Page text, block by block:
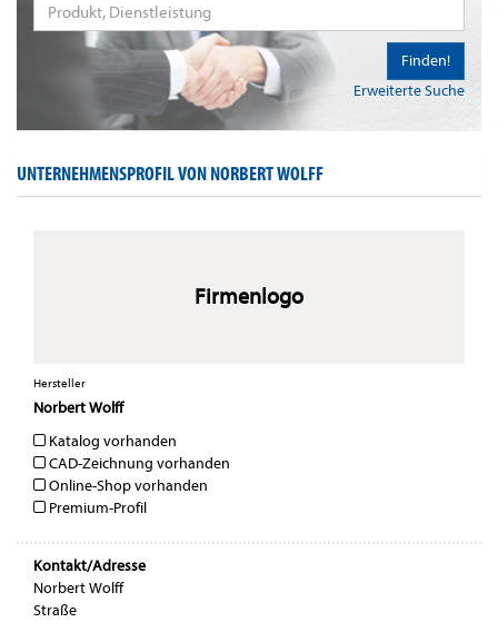
Erweiterte Suche
Finden!
UNTERNEHMENSPROFIL VON NORBERT WOLFF
Firmenlogo
Hersteller
Norbert Wolff
Katalog vorhanden
CAD-Zeichnung vorhanden
Online-Shop vorhanden
Premium-Profil
Kontakt/Adresse
Norbert Wolff
Straße